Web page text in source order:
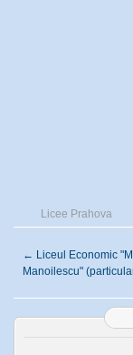
Licee Prahova
← Liceul Economic
Manoilescu"